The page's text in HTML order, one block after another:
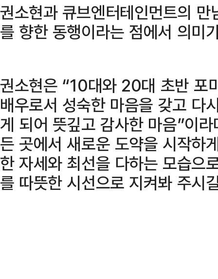
권소현과 큐브엔터테인먼트의
를 향한 동행이라는 점에서 의미
권소현은 “10대와 20대 초반 포
배우로서 성숙한 마음을 갖고 다
게 되어 뜻깊고 감사한 마음”이
든 곳에서 새로운 도약을 시작하
한 자세와 최선을 다하는 모습으
를 따뜻한 시선으로 지켜봐 주시